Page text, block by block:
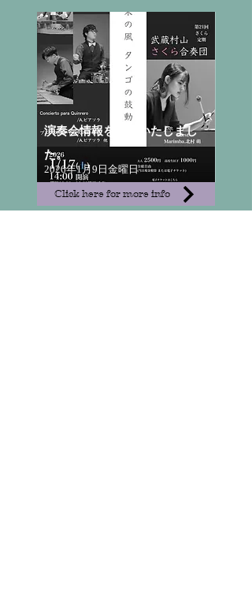
演奏会情報を更新いたしまし
た。
2026年1月9日金曜日
Click here for more info